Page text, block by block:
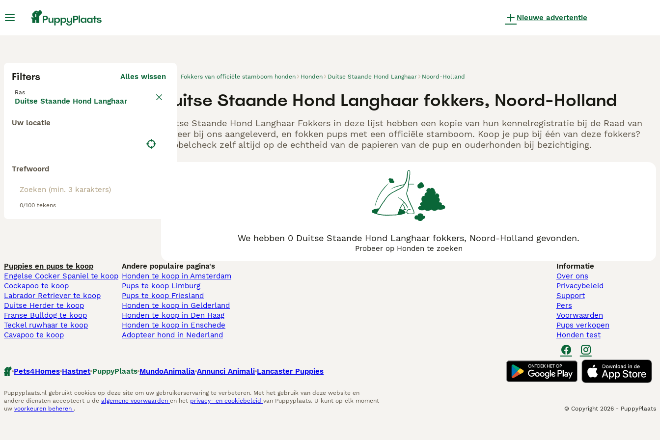
Nieuwe advertentie
Filters Alles wissen
Ras
Duitse Staande Hond Langhaar
Uw locatie
Trefwoord
0/100 tekens
Fokkers van officiële stamboom honden Honden Duitse Staande Hond Langhaar Noord-Holland
Duitse Staande Hond Langhaar fokkers, Noord-Holland
Duitse Staande Hond Langhaar Fokkers in deze lijst hebben een kopie van hun kennelregistratie bij de Raad van
Beheer bij ons aangeleverd, en fokken pups met een officiële stamboom. Koop je pup bij één van deze fokkers?
Dubbelcheck zelf altijd op de echtheid van de papieren van de pup en ouderhonden bij bezichtiging.
We hebben 0 Duitse Staande Hond Langhaar fokkers, Noord-Holland gevonden.
Probeer op Honden te zoeken
Puppies en pups te koop
Engelse Cocker Spaniel te koop
Cockapoo te koop
Labrador Retriever te koop
Duitse Herder te koop
Franse Bulldog te koop
Teckel ruwhaar te koop
Cavapoo te koop
Andere populaire pagina's
Honden te koop in Amsterdam
Pups te koop Limburg​
Pups te koop Friesland​
Honden te koop in Gelderland
Honden te koop in Den Haag
Honden te koop in Enschede
Adopteer hond in Nederland
Informatie
Over ons
Privacybeleid
Support
Pers
Voorwaarden
Pups verkopen
Honden test
Pets4Homes Hastnet PuppyPlaats MundoAnimalia Annunci Animali Lancaster Puppies
Puppyplaats.nl gebruikt cookies op deze site om uw gebruikerservaring te verbeteren. Met het gebruik van deze website en
andere diensten accepteert u de algemene voorwaarden en het privacy- en cookiebeleid van Puppyplaats. U kunt op elk moment
uw voorkeuren beheren . © Copyright 2026 - PuppyPlaats